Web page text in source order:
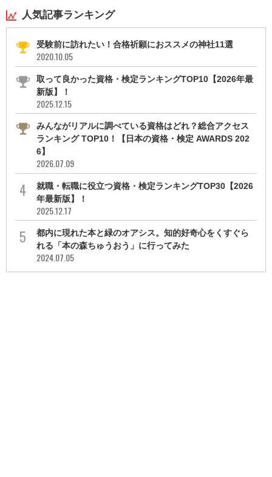
人気記事ランキング
受験前に訪れたい！合格祈願におススメの神社11選
2020.10.05
取って良かった資格・検定ランキングTOP10【2026年最
新版】！
2025.12.15
みんながリアルに調べている資格はどれ？総合アクセス
ランキング TOP10！【日本の資格・検定 AWARDS 202
6】
2026.07.09
就職・転職に役立つ資格・検定ランキングTOP30【2026
年最新版】！
2025.12.17
都内に現れた本と緑のオアシス。知的好奇心をくすぐら
れる「本の森ちゅうおう」に行ってみた
2024.07.05